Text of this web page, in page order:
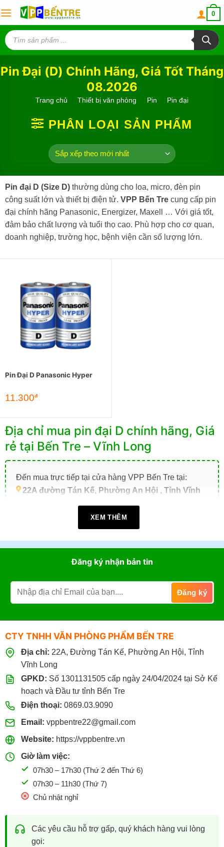
to
content
0
Tìm
kiếm
sản
phẩm
Pin Đại (D) Chính Hãng, Giá Tốt Tháng
08.2026
Trang chủ Thiết bị văn phòng Pin Pin đại
PHÂN LOẠI SẢN PHẨM
Pin đại D (Size D) thường dùng cho loa, micro, đèn pin
công suất lớn và thiết bị điện tử. VPP Bến Tre cung cấp pin
đại chính hãng Panasonic, Energizer, Maxell … Với giá tốt,
đảm bảo chất lượng và tuổi thọ cao. Phù hợp cho cơ quan,
doanh nghiệp, trường học, bệnh viện cần số lượng lớn.
Pin Đại D Panasonic Hyper
11.300đ
Địa chỉ mua pin đại D chính hãng, Giá
rẻ tại Bến Tre – Vĩnh Long
Đến mua trực tiếp tại cửa hàng VPP Bến Tre tại:
22A đường Tán Kế, Phường An Hội , Tỉnh Vĩnh
07h30 - 17h30(Từ: Thứ 2 đến Thứ 7,
Đặt mua online tại website https://vppbentre.vn
Đặt mua qua điện thoại:
0869.03.9090
096.339.3566
XEM THÊM
Đăng ký nhận bản tin
CTY TNHH VĂN PHÒNG PHẨM BẾN TRE
Địa chỉ: 22A, Đường Tán Kế, Phường An Hội, Tỉnh
Vĩnh Long
GPKD: Số 1301131505 cấp ngày 24/04/2024 tại Sở Kế
hoạch và Đầu tư tỉnh Bến Tre
Điện thoại: 0869.03.9090
Email: vppbentre22@gmail.com
Website: https://vppbentre.vn
Giờ làm việc:
07h30 – 17h30 (Thứ 2 đến Thứ 6)
07h30 – 11h30 (Thứ 7)
Chủ nhật nghỉ
Các yêu cầu hỗ trợ gấp, quý khách hàng vui lòng
gọi: